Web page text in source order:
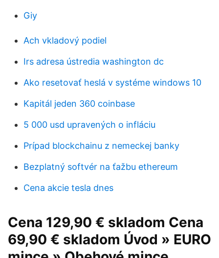
Giy
Ach vkladový podiel
Irs adresa ústredia washington dc
Ako resetovať heslá v systéme windows 10
Kapitál jeden 360 coinbase
5 000 usd upravených o infláciu
Prípad blockchainu z nemeckej banky
Bezplatný softvér na ťažbu ethereum
Cena akcie tesla dnes
Cena 129,90 € skladom Cena
69,90 € skladom Úvod » EURO